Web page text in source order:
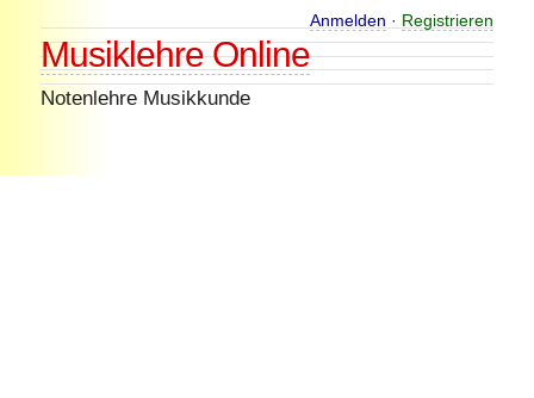
content
Musiklehre Online
Notenlehre Musikkunde
Anmelden · Registrieren